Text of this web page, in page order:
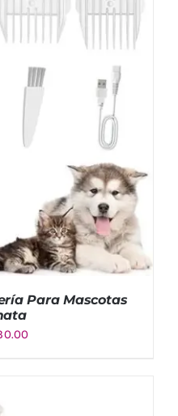
Para Mascotas